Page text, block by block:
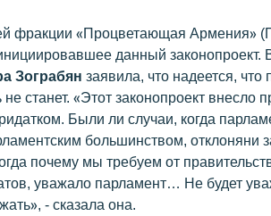
фракции «Процветающая Армения»
данный законопроект.
Зограбян заявила, что надеется,
станет. «Этот законопроект внесло
Были ли случаи, когда
большинством, отклоняни
почему мы требуем от
уважало парламент… Не будет
- сказала она.